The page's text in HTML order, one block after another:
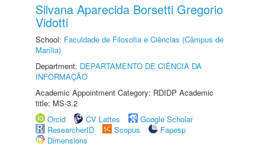
Silvana Aparecida Borsetti Gregorio
Vidotti
School: Faculdade de Filosofia e Ciências (Câmpus de
Marília)
Department: DEPARTAMENTO DE CIÊNCIA DA
INFORMAÇÃO
Academic Appointment Category: RDIDP Academic
title: MS-3.2
Orcid
CV Lattes
Google Scholar
ResearcherID
Scopus
Fapesp
Dimensions